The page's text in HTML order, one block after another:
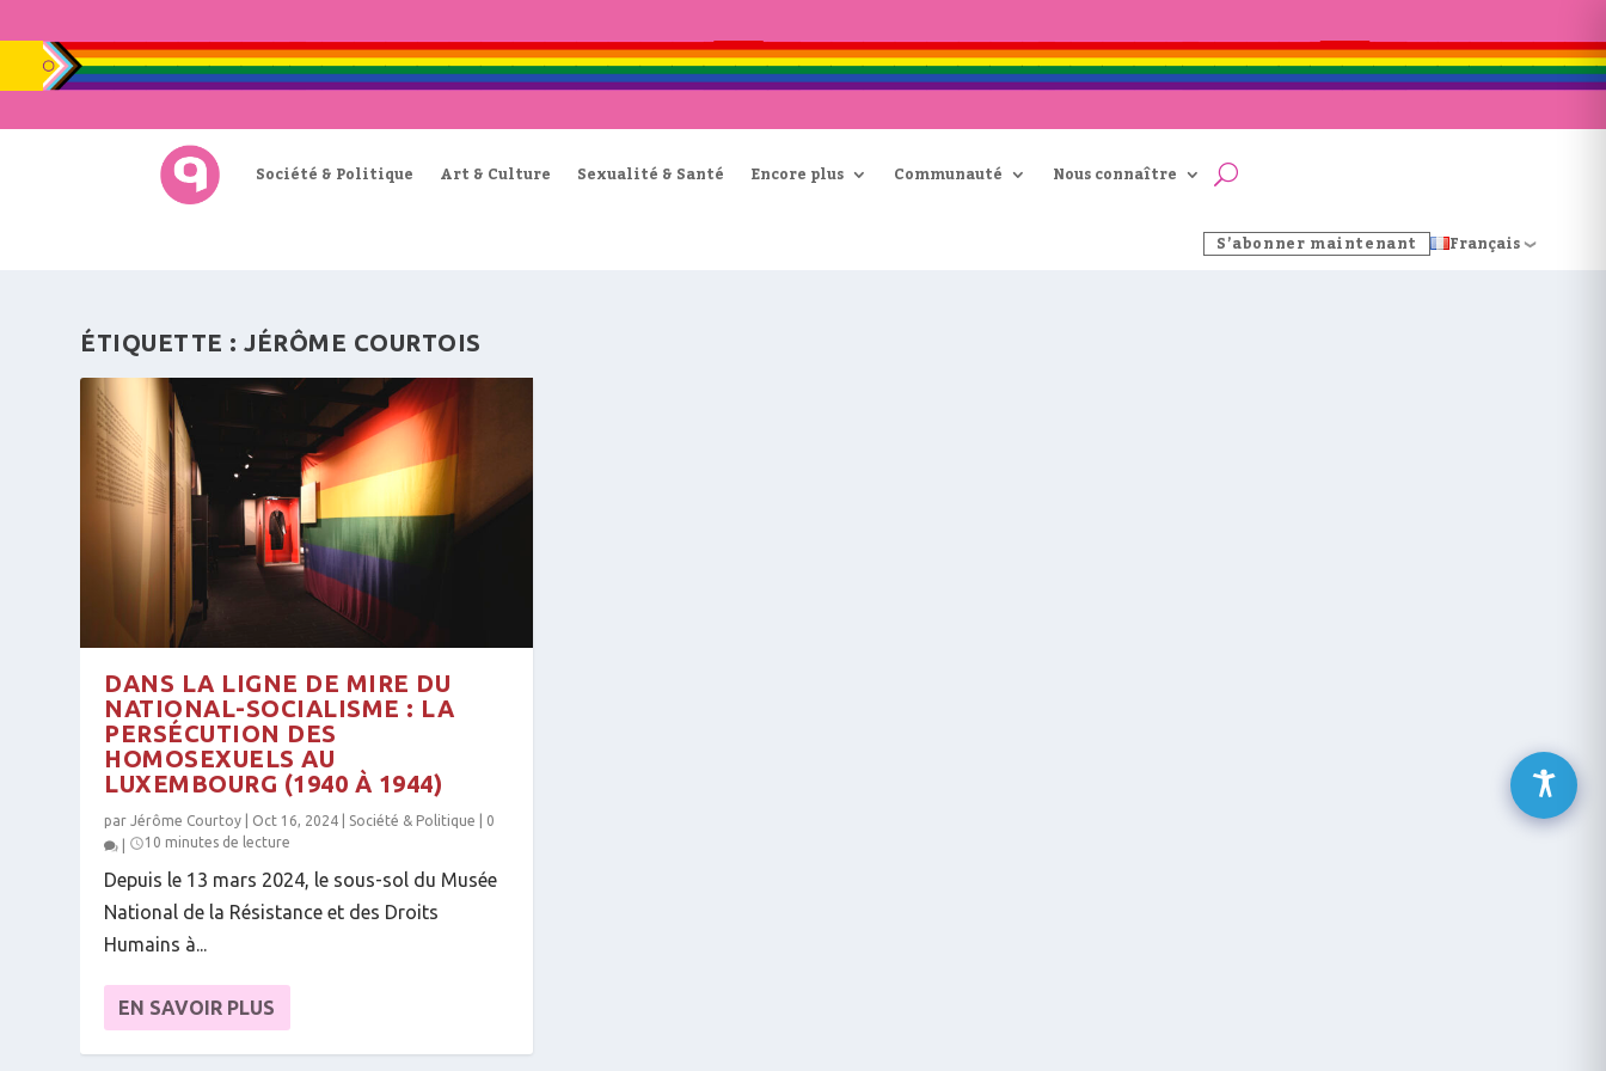
Société & Politique Art & Culture Sexualité & Santé Encore plus Communauté Nous connaître
S’abonner maintenant Français
ÉTIQUETTE :JÉRÔME COURTOIS
DANS LA LIGNE DE MIRE DU
NATIONAL-SOCIALISME : LA
PERSÉCUTION DES
HOMOSEXUELS AU
LUXEMBOURG (1940 À 1944)
parJérôme Courtoy Oct 16, 2024 Société & Politique
0
10 minutes de lecture
Depuis le 13 mars 2024, le sous-sol du Musée
National de la Résistance et des Droits
Humains à...
EN SAVOIR PLUS